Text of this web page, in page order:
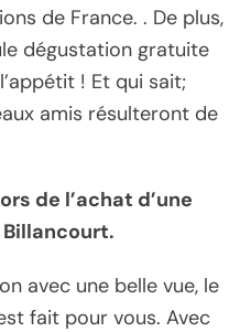
de France. . De plus,
dégustation gratuite
! Et qui sait;
amis résulteront de
de l’achat d’une
Billancourt.
avec une belle vue, le
fait pour vous. Avec